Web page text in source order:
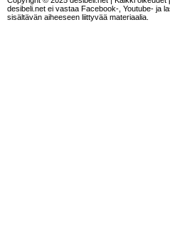
desibeli.net ei vastaa Facebook-, Youtube- ja
sisältävän aiheeseen liittyvää materiaalia.